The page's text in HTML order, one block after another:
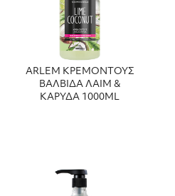
ARLEM ΚΡΕΜΟΝΤΟΥΣ
ΒΑΛΒΙΔΑ ΛΑΙΜ &
ΚΑΡΥΔΑ 1000ML